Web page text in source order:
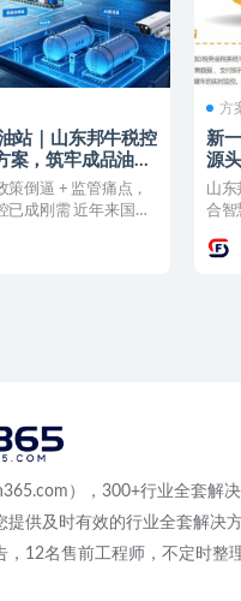
站｜山东邦牛税控
案，筑牢成品油全
策倒逼 + 监管痛点，
已成刚需 近年来国家
方
新
源
山东
合智
），300+行业全套解决
提供及时有效的行业全套解决
，12名售前工程师，不定时整